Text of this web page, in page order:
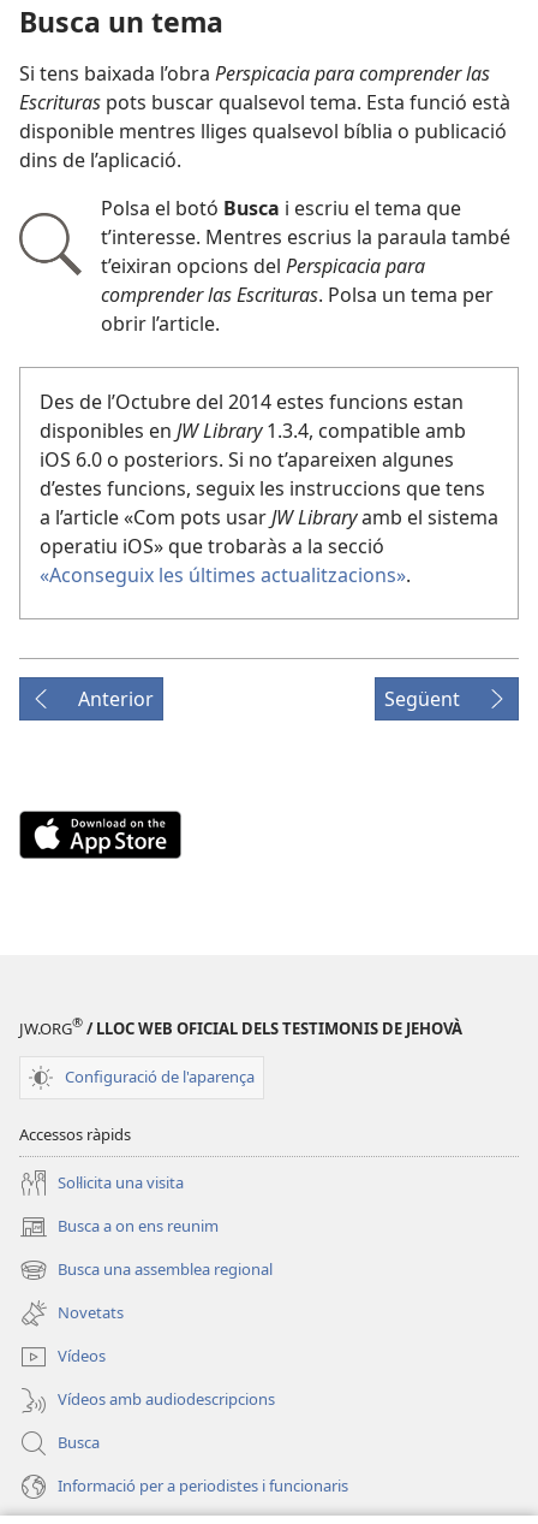
Busca un tema
Si tens baixada l’obra Perspicacia para comprender las
Escrituras pots buscar qualsevol tema. Esta funció està
disponible mentres lliges qualsevol bíblia o publicació
dins de l’aplicació.
Polsa el botó Busca i escriu el tema que
t’interesse. Mentres escrius la paraula també
t’eixiran opcions del Perspicacia para
comprender las Escrituras. Polsa un tema per
obrir l’article.
Des de l’Octubre del 2014 estes funcions estan
disponibles en JW Library1.3.4, compatible amb
iOS 6.0 o posteriors. Si no t’apareixen algunes
d’estes funcions, seguix les instruccions que tens
a l’article «Com pots usarJW Libraryamb el sistema
operatiu iOS» que trobaràs a la secció
«Aconseguix les últimes actualitzacions».
Anterior Següent
Download
on
una
finestra
nova)
JW.ORG® / LLOC WEB OFICIAL DELS TESTIMONIS DE JEHOVÀ
Configuració de l'aparença
Accessos ràpids
Soŀlicita una visita
Busca a on ens reunim
(obri
en
una
finestra
nova)
Busca una assemblea regional
(obri
en
una
finestra
nova)
Novetats
Vídeos
Vídeos amb audiodescripcions
Busca
Informació per a periodistes i funcionaris